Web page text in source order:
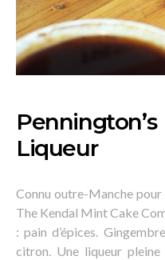
Liqueur
Connu outre-Manche
The Kendal Mint Cake
: pain d’épices.
citron. Une liqueur